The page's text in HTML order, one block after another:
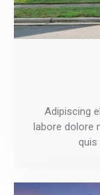
Adipiscing
labore dolore
quis